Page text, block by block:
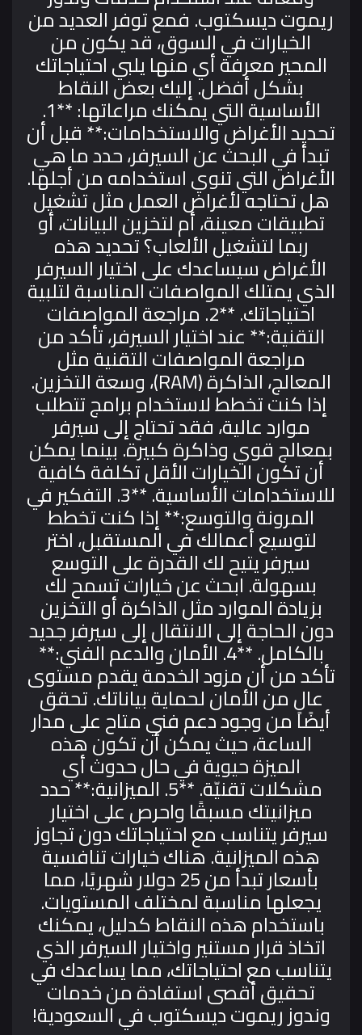
ريموت ديسكتوب. فمع توفر العديد من
الخيارات في السوق، قد يكون من
المحير معرفة أي منها يلبي احتياجاتك
بشكل أفضل. إليك بعض النقاط
الأساسية التي يمكنك مراعاتها: **1.
تحديد الأغراض والاستخدامات:**قبل أن
تبدأ في البحث عن السيرفر، حدد ما هي
الأغراض التي تنوي استخدامه من أجلها.
هل تحتاجه لأغراض العمل مثل تشغيل
تطبيقات معينة، أم لتخزين البيانات، أو
ربما لتشغيل الألعاب؟ تحديد هذه
الأغراض سيساعدك على اختيار السيرفر
الذي يمتلك المواصفات المناسبة لتلبية
احتياجاتك. **2. مراجعة المواصفات
التقنية:**عند اختيار السيرفر، تأكد من
مراجعة المواصفات التقنية مثل
المعالج، الذاكرة (RAM)، وسعة التخزين.
إذا كنت تخطط لاستخدام برامج تتطلب
موارد عالية، فقد تحتاج إلى سيرفر
بمعالج قوي وذاكرة كبيرة. بينما يمكن
أن تكون الخيارات الأقل تكلفة كافية
للاستخدامات الأساسية. **3. التفكير في
المرونة والتوسع:**إذا كنت تخطط
لتوسيع أعمالك في المستقبل، اختر
سيرفر يتيح لك القدرة على التوسع
بسهولة. ابحث عن خيارات تسمح لك
بزيادة الموارد مثل الذاكرة أو التخزين
دون الحاجة إلى الانتقال إلى سيرفر جديد
بالكامل.**4. الأمان والدعم الفني:**
تأكد من أن مزود الخدمة يقدم مستوى
عالٍ من الأمان لحماية بياناتك. تحقق
أيضًا من وجود دعم فني متاح على مدار
الساعة، حيث يمكن أن تكون هذه
الميزة حيوية في حال حدوث أي
مشكلات تقنيّة.**5. الميزانية:** حدد
ميزانيتك مسبقًا واحرص على اختيار
سيرفر يتناسب مع احتياجاتك دون تجاوز
هذه الميزانية. هناك خيارات تنافسية
بأسعار تبدأ من 25 دولار شهريًا، مما
يجعلها مناسبة لمختلف المستويات.
باستخدام هذه النقاط كدليل، يمكنك
اتخاذ قرار مستنير واختيار السيرفر الذي
يتناسب مع احتياجاتك، مما يساعدك في
تحقيق أقصى استفادة من خدمات
وندوز ريموت ديسكتوب في السعودية!